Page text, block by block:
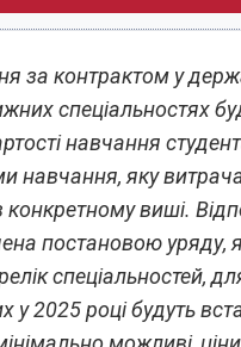
за контрактом у
спеціальностях
навчання
навчання, яку
виші.
постановою уряду,
спеціальностей,
у 2025 році будуть